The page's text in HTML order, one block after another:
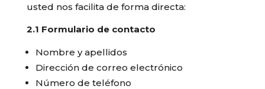
usted nos facilita de forma directa:
2.1 Formulario de contacto
Nombre y apellidos
Dirección de correo electrónico
Número de teléfono